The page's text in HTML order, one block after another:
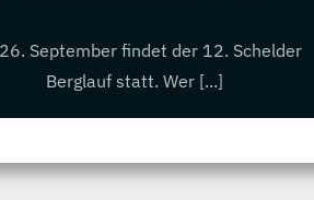
September findet der 12. Schelder
Berglauf statt. Wer [...]